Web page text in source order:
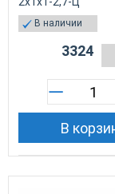
В наличии
3324
В